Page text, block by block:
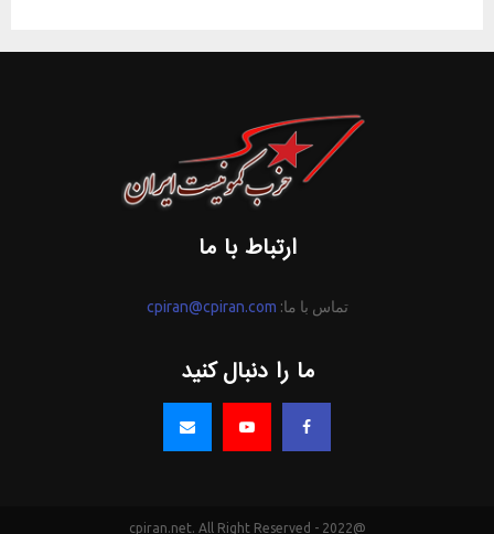
ارتباط با ما
تماس با ما: cpiran@cpiran.com
ما را دنبال کنید
@2022 - cpiran.net. All Right Reserved